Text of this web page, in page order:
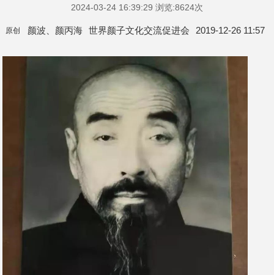
2024-03-24 16:39:29 浏览:8624次
原创 颜波、颜丙海 世界颜子文化交流促进会 2019-12-26 11:57